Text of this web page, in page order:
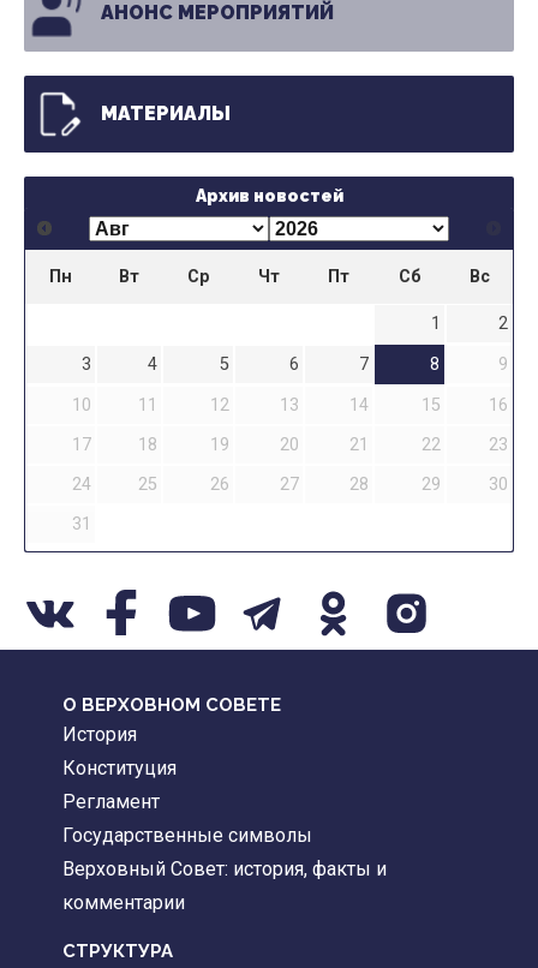
АНОНС МЕРОПРИЯТИЙ
МАТЕРИАЛЫ
Архив новостей
Пн Вт Ср Чт Пт Сб Вс
1
2
3
4 5 6 7 8
9
10
11 12 13 14 15
16
17
18 19 20 21 22
23
24
25 26 27 28 29
30
31
О ВЕРХОВНОМ СОВЕТЕ
История
Конституция
Регламент
Государственные символы
Верховный Совет: история, факты и
комментарии
CТРУКТУРА